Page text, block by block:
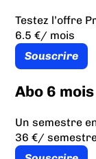
Testez l’offre
6.5 €/ mois
Souscrire
Abo 6 mois
Un semestre
36 €/